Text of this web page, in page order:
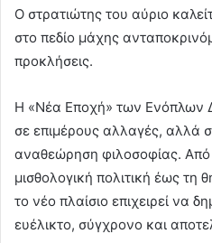
Ο στρατιώτης του αύριο
στο πεδίο μάχης
προκλήσεις.
Η «Νέα Εποχή» των Ενόπλων
σε επιμέρους αλλαγές, αλλά
αναθεώρηση φιλοσοφίας. Από
μισθολογική πολιτική έως τη
το νέο πλαίσιο επιχειρεί να
ευέλικτο, σύγχρονο και